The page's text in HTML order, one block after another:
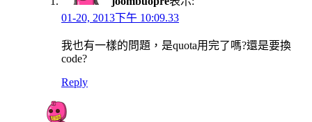
01-20, 2013下午 10:09.33
我也有一樣的問題，是quota用完了嗎?還是要換
code?
Reply